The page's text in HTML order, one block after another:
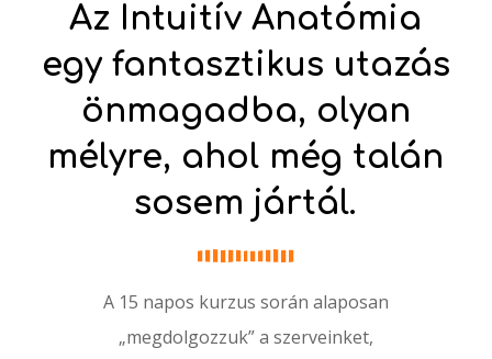
Az Intuitív Anatómia
egy fantasztikus utazás
önmagadba, olyan
mélyre, ahol még talán
sosem jártál.
A 15 napos kurzus során alaposan
„megdolgozzuk” a szerveinket,